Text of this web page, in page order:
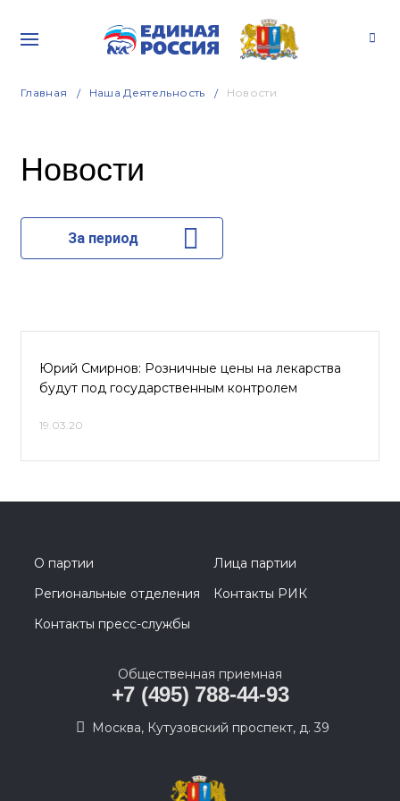
Главная Наша Деятельность Новости
Новости
За период
Юрий Смирнов: Розничные цены на лекарства
будут под государственным контролем
19.03.20
О партии
Лица партии
Региональные отделения
Контакты РИК
Контакты пресс-службы
Общественная приемная
+7 (495) 788-44-93
Москва, Кутузовский проспект, д. 39